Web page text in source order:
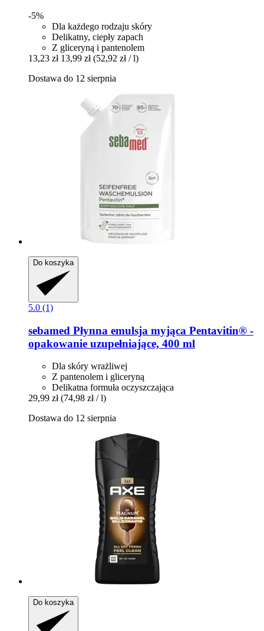
-5%
Dla każdego rodzaju skóry
Delikatny, ciepły zapach
Z gliceryną i pantenolem
13,23 zł 13,99 zł (52,92 zł / l)
Dostawa do 12 sierpnia
Do koszyka
5.0 (1)
sebamed Płynna emulsja myjąca Pentavitin® -​
opakowanie uzupełniające, 400 ml
Dla skóry wrażliwej
Z pantenolem i gliceryną
Delikatna formuła oczyszczająca
29,99 zł (74,98 zł / l)
Dostawa do 12 sierpnia
Do koszyka